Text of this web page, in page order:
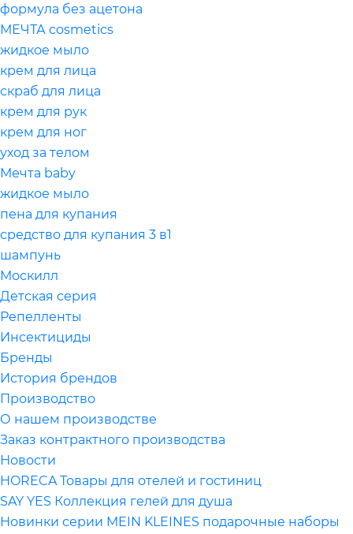
формула без ацетона
МЕЧТА cosmetics
жидкое мыло
крем для лица
скраб для лица
крем для рук
крем для ног
уход за телом
Мечта baby
жидкое мыло
пена для купания
средство для купания 3 в1
шампунь
Москилл
Детская серия
Репелленты
Инсектициды
Бренды
История брендов
Производство
О нашем производстве
Заказ контрактного производства
Новости
HORECA Товары для отелей и гостиниц
SAY YES Коллекция гелей для душа
Новинки серии MEIN KLEINES подарочные наборы